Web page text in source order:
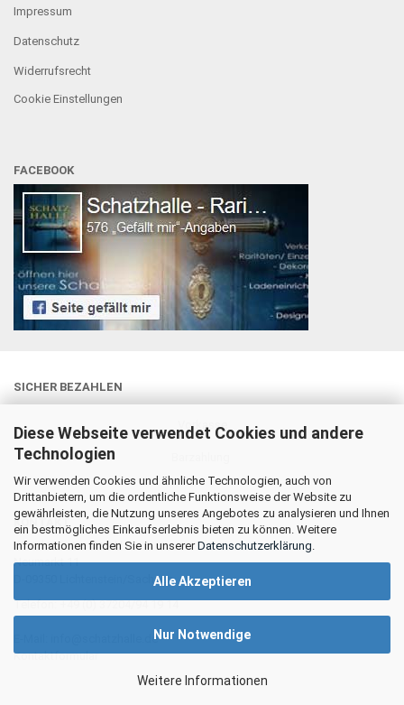
Diese Webseite verwendet Cookies und andere
Technologien
Wir verwenden Cookies und ähnliche Technologien, auch von
Drittanbietern, um die ordentliche Funktionsweise der Website zu
gewährleisten, die Nutzung unseres Angebotes zu analysieren und Ihnen
ein bestmögliches Einkaufserlebnis bieten zu können. Weitere
Informationen finden Sie in unsererDatenschutzerklärung
Alle Akzeptieren
Nur Notwendige
Weitere Informationen
Impressum
Datenschutz
Widerrufsrecht
Cookie Einstellungen
FACEBOOK
SICHER BEZAHLEN
Vorkasse
KONTAKT
Wunderräume GmbH
Neumarkt 11
D-09350 Lichtenstein/Sachsen
Telefon: +49 (0) 37204/94 19 14
E-Mail: info@schatzhalle.de
Kontaktformular